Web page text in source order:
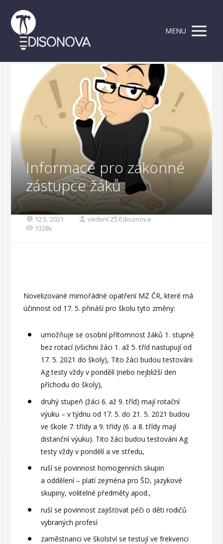
MENU
Informace pro zákonné
zástupce žáků
12.5. 2021
vedení ZŠ Edisonova
1328x
Novelizované mimořádné opatření MZ ČR, které má
účinnost od 17. 5. přináší pro školu tyto změny:
umožňuje se osobní přítomnost žáků 1. stupně
bez rotací (všichni žáci 1. až 5. tříd nastupují od
17. 5. 2021 do školy), Tito žáci budou testováni
Ag testy vždy v pondělí (nebo nejbližší den
příchodu do školy),
druhý stupeň (žáci 6. až 9. tříd) mají rotační
výuku – v týdnu od 17. 5. do 21. 5. 2021 budou
ve škole 7. třídy a 9. třídy (6. a 8. třídy mají
distanční výuku). Tito žáci budou testováni Ag
testy vždy v pondělí a ve středu,
ruší se povinnost homogenních skupin
a oddělení – platí zejména pro ŠD, jazykové
skupiny, volitelné předměty apod.,
ruší se povinnost zajišťovat péči o děti rodičů
vybraných profesí
zaměstnanci ve školství se testují ve frekvenci